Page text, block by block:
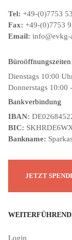
Tel: +49-(0)7753
Fax: +49-(0)7753
Email: info@evkg-
Dienstags 10:00
Donnerstags 10:00
Bankverbindung
IBAN:
BIC:
Bankname:
Login